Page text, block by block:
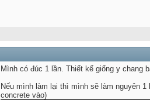
Mình có đúc 1 lần. Thiết kế giống y chang
Nếu mình làm lại thì mình sẽ làm nguyên
concrete vào)